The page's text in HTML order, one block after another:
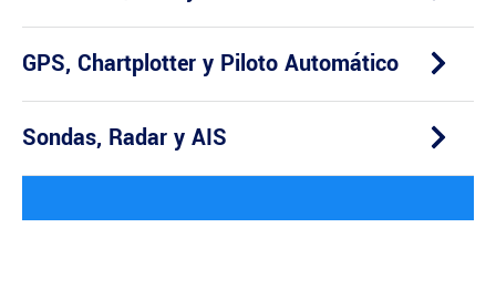
GPS, Chartplotter y Piloto Automático
Sondas, Radar y AIS